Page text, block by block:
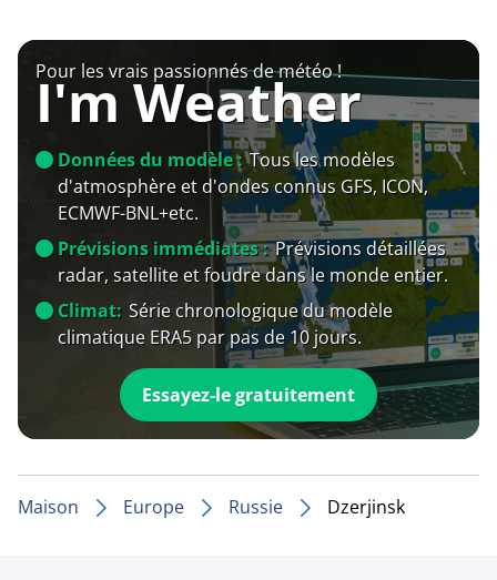
Pour les vrais passionnés de météo !
I'm Weather
Données du modèle : Tous les modèles
d'atmosphère et d'ondes connus GFS, ICON,
ECMWF-BNL+etc.
Prévisions immédiates : Prévisions détaillées
radar, satellite et foudre dans le monde entier.
Climat: Série chronologique du modèle
climatique ERA5 par pas de 10 jours.
Essayez-le gratuitement
Maison Europe Russie Dzerjinsk